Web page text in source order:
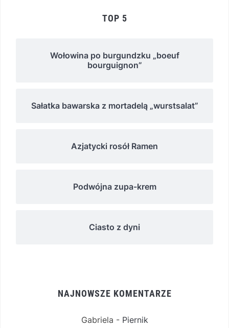
TOP 5
Wołowina po burgundzku „boeuf
bourguignon”
Sałatka bawarska z mortadelą „wurstsalat”
Azjatycki rosół Ramen
Podwójna zupa-krem
Ciasto z dyni
NAJNOWSZE KOMENTARZE
Gabriela - Piernik